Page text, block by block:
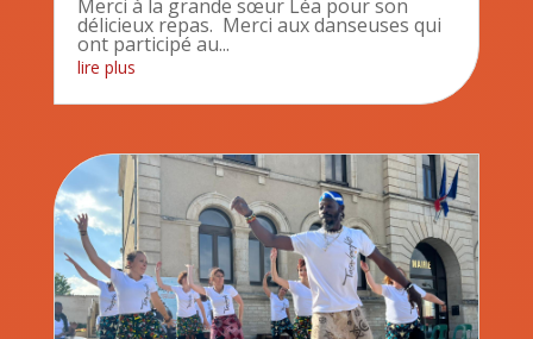
Merci à la grande sœur Léa pour son
délicieux repas. Merci aux danseuses qui
ont participé au...
lire plus